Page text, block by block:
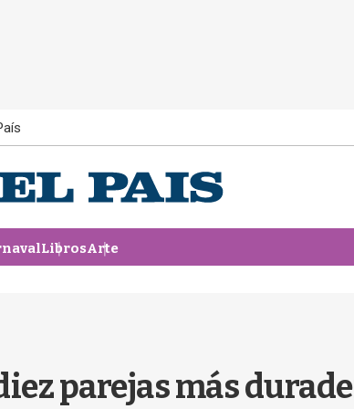
LibrosArte
parejas más